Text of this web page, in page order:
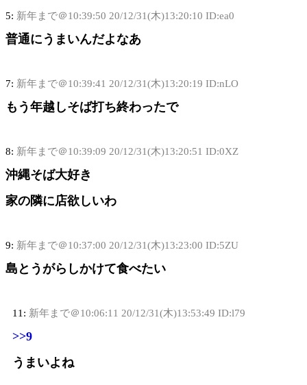
5: 新年まで＠10:39:50 20/12/31(木)13:20:10 ID:ea0
普通にうまいんだよなあ
7: 新年まで＠10:39:41 20/12/31(木)13:20:19 ID:nLO
もう年越しそば打ち終わったで
8: 新年まで＠10:39:09 20/12/31(木)13:20:51 ID:0XZ
沖縄そば大好き
家の隣に店欲しいわ
9: 新年まで＠10:37:00 20/12/31(木)13:23:00 ID:5ZU
島とうがらしかけて食べたい
11: 新年まで＠10:06:11 20/12/31(木)13:53:49 ID:l79
>>9
うまいよね